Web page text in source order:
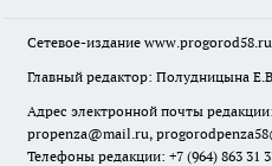
Сетевое-издание www.progorod58.ru
Главный редактор: Полудницына
Адрес электронной почты редакции:
propenza@mail.ru,
Телефоны редакции: +7 (964) 863 31